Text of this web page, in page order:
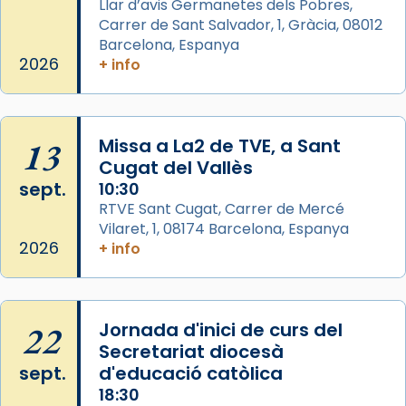
frare Joan Gaspar Roig, afirma en una obra
que les santes són filles de l’antiga Iluro.
Mataró en reivindicarà les relíq
View on Facebook
Arquebisbat de Barcelona
2 weeks ago
Jaume, fill de Zebedeu, és juntament amb el
seu germà Joan i Pere un dels que
acompanyava més de prop Jesús.
apòstol màrtir, decapitat a Jerusalem per
Herodes Agripa (vers l'any 44).
Patró de Galícia, després de les invasions
2026
Llar d’avis Germanetes dels Pobres,
Carrer de Sant Salvador, 1, Gràcia, 08012
Barcelona, Espanya
+ info
13
sept.
2026
Missa a La2 de TVE, a Sant
Cugat del Vallès
10:30
RTVE Sant Cugat, Carrer de Mercé
Vilaret, 1, 08174 Barcelona, Espanya
+ info
22
sept.
Jornada d'inici de curs del
Secretariat diocesà
d'educació catòlica
18:30